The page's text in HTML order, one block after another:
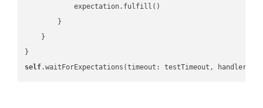
            expectation.fulfill()
        }
    }
self.waitForExpectations(timeout: testTimeout, handler: